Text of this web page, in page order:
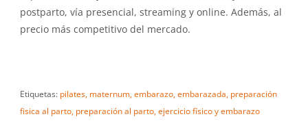
postparto, vía presencial, streaming y online. Además, al
precio más competitivo del mercado.
Etiquetas: pilates, maternum, embarazo, embarazada, preparación
fisica al parto, preparación al parto, ejercicio físico y embarazo